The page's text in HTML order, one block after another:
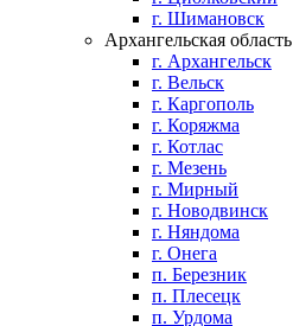
г. Шимановск
Архангельская область
г. Архангельск
г. Вельск
г. Каргополь
г. Коряжма
г. Котлас
г. Мезень
г. Мирный
г. Новодвинск
г. Няндома
г. Онега
п. Березник
п. Плесецк
п. Урдома